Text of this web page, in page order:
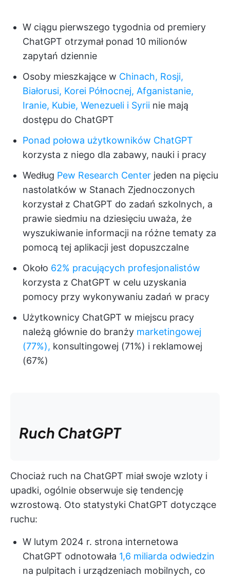
W ciągu pierwszego tygodnia od premiery
ChatGPT otrzymał ponad 10 milionów
zapytań dziennie
Osoby mieszkające w Chinach, Rosji,
Białorusi, Korei Północnej, Afganistanie,
Iranie, Kubie, Wenezueli i Syrii nie mają
dostępu do ChatGPT
Ponad połowa użytkowników ChatGPT
korzysta z niego dla zabawy, nauki i pracy
Według Pew Research Center jeden na pięciu
nastolatków w Stanach Zjednoczonych
korzystał z ChatGPT do zadań szkolnych, a
prawie siedmiu na dziesięciu uważa, że
wyszukiwanie informacji na różne tematy za
pomocą tej aplikacji jest dopuszczalne
Około 62% pracujących profesjonalistów
korzysta z ChatGPT w celu uzyskania
pomocy przy wykonywaniu zadań w pracy
Użytkownicy ChatGPT w miejscu pracy
należą głównie do branży marketingowej
(77%), konsultingowej (71%) i reklamowej
(67%)
Ruch ChatGPT
Chociaż ruch na ChatGPT miał swoje wzloty i
upadki, ogólnie obserwuje się tendencję
wzrostową. Oto statystyki ChatGPT dotyczące
ruchu:
W lutym 2024 r. strona internetowa
ChatGPT odnotowała 1,6 miliarda odwiedzin
na pulpitach i urządzeniach mobilnych, co